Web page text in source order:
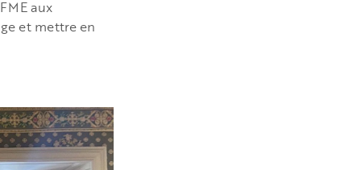
aux
et mettre en